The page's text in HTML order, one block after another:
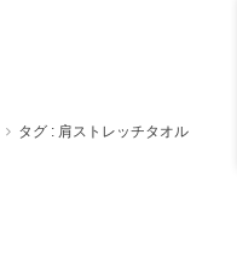
タグ : 肩ストレッチタオル